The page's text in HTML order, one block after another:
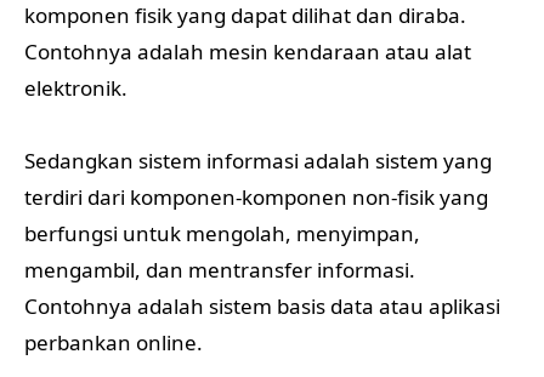
komponen fisik yang dapat dilihat dan diraba.
Contohnya adalah mesin kendaraan atau alat
elektronik.
Sedangkan sistem informasi adalah sistem yang
terdiri dari komponen-komponen non-fisik yang
berfungsi untuk mengolah, menyimpan,
mengambil, dan mentransfer informasi.
Contohnya adalah sistem basis data atau aplikasi
perbankan online.